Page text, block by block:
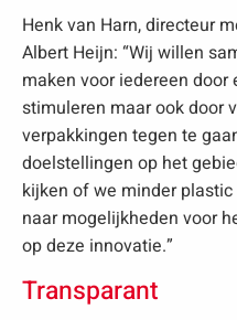
Henk van Harn, directeur
Albert Heijn: “Wij willen
maken voor iedereen
stimuleren maar ook door
verpakkingen tegen te
doelstellingen op het
kijken of we minder
naar mogelijkheden voor
op deze innovatie.”
Transparant